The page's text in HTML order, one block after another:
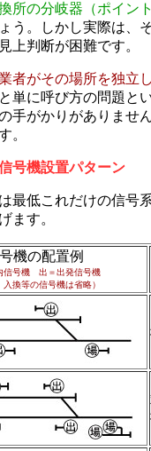
所の分岐器（ポイン
う。しかし実際は
上判断が困難です。
者がその場所を独立
単に呼び方の問題と
手がかりがありませ
。
号機設置パターン
最低これだけの信号
ます。
機の配置例
信号機 出＝出発信号機
入換等の信号機は省略）